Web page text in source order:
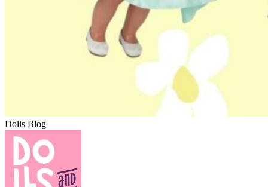
Dolls Blog